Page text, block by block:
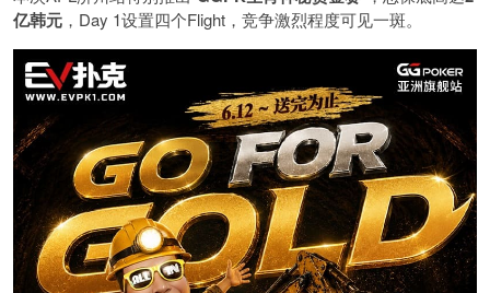
亿韩元 ，Day 1设置四个Flight，竞争激烈程度可见一斑。